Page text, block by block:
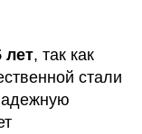
лет, так как
стали